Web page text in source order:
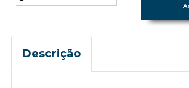
Descrição